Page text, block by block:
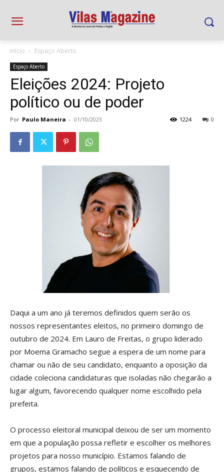
Início Espaço Aberto
Espaço Aberto
Eleições 2024: Projeto
político ou de poder
Por Paulo Maneira - 01/10/2023 0
1224
Daqui a um ano já teremos definidos quem serão os
nossos representantes eleitos, no primeiro domingo de
outubro de 2024. Em Lauro de Freitas, o grupo liderado
por Moema Gramacho segue a espera de um nome para
chamar ou não de seu candidato, enquanto a oposição da
cidade coleciona candidaturas que isoladas não chegarão a
lugar algum, favorecendo qualquer nome escolhido pela
prefeita.
O processo eleitoral municipal deixou de ser um momento
em que a população possa refletir e escolher os melhores
projetos para nosso município. Estamos falando de
grupos, estamos falando de políticos e esquecendo de